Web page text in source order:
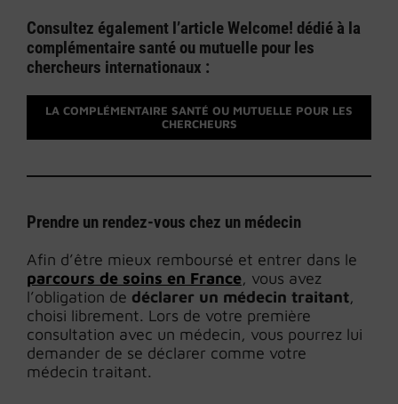
Consultez également l’article Welcome! dédié à la
complémentaire santé ou mutuelle pour les
chercheurs internationaux :
LA COMPLÉMENTAIRE SANTÉ OU MUTUELLE POUR LES
CHERCHEURS
Prendre un rendez-vous chez un médecin
Afin d’être mieux remboursé et entrer dans le
parcours de soins en France, vous avez
l’obligation de déclarer un médecin traitant,
choisi librement. Lors de votre première
consultation avec un médecin, vous pourrez lui
demander de se déclarer comme votre
médecin traitant.